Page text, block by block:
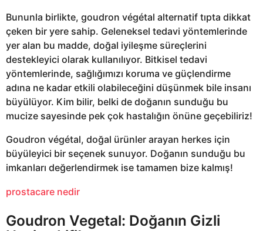
Bununla birlikte, goudron végétal alternatif tıpta dikkat
çeken bir yere sahip. Geleneksel tedavi yöntemlerinde
yer alan bu madde, doğal iyileşme süreçlerini
destekleyici olarak kullanılıyor. Bitkisel tedavi
yöntemlerinde, sağlığımızı koruma ve güçlendirme
adına ne kadar etkili olabileceğini düşünmek bile insanı
büyülüyor. Kim bilir, belki de doğanın sunduğu bu
mucize sayesinde pek çok hastalığın önüne geçebiliriz!
Goudron végétal, doğal ürünler arayan herkes için
büyüleyici bir seçenek sunuyor. Doğanın sunduğu bu
imkanları değerlendirmek ise tamamen bize kalmış!
prostacare nedir
Goudron Vegetal: Doğanın Gizli